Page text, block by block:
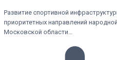
Развитие спортивной
приоритетных направлений
Московской области…